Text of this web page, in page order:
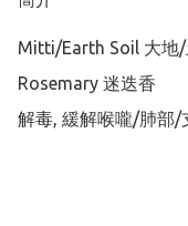
Mitti/Earth Soil 大地/
Rosemary 迷迭香
解毒, 緩解喉嚨/肺部/